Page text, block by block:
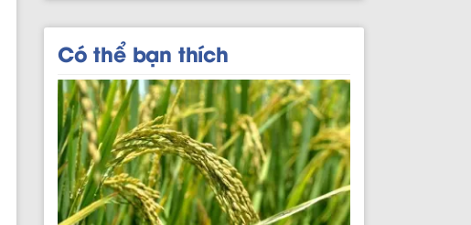
Có thể bạn thích